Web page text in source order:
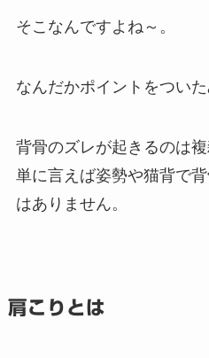
そこなんですよね～。
なんだかポイントをついた
背骨のズレが起きるのは
単に言えば姿勢や猫背で
はありません。
肩こりとは